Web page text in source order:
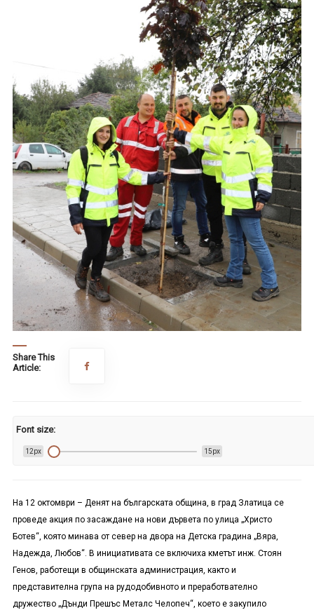
Share This
Article:
Font size:
12px 15px
На 12 октомври – Денят на българската община, в град Златица се
проведе акция по засаждане на нови дървета по улица „Христо
Ботев“, която минава от север на двора на Детска градина „Вяра,
Надежда, Любов“. В инициативата се включиха кметът инж. Стоян
Генов, работещи в общинската администрация, както и
представителна група на рудодобивното и преработвателно
дружество „Дънди Прешъс Металс Челопеч“, което е закупило